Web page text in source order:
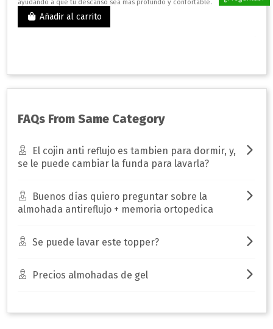
ayudando a que tu descanso sea más profundo y confortable.
Añadir al carrito
ALMF
FAQs From Same Category
El cojin anti reflujo es tambien para dormir, y,
se le puede cambiar la funda para lavarla?
Buenos días quiero preguntar sobre la
almohada antireflujo + memoria ortopedica
Se puede lavar este topper?
Precios almohadas de gel